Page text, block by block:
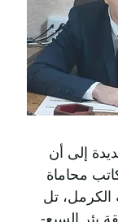
إلى أن
محاماة
الكرمل، تل
بئر السبع-